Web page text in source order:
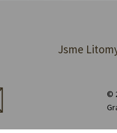
Jsme
©